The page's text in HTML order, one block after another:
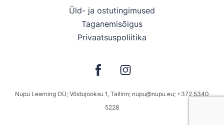
Üld- ja ostutingimused
Taganemisõigus
Privaatsuspoliitika
Nupu Learning OÜ; Võidujooksu 1, Tallinn; nupu@nupu.eu; +372 5340
5228